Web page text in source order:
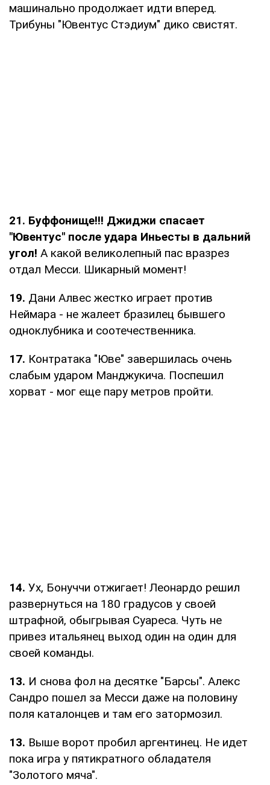
машинально продолжает идти вперед.
Трибуны "Ювентус Стэдиум" дико свистят.
21. Буффонище!!! Джиджи спасает
"Ювентус" после удара Иньесты в дальний
угол! А какой великолепный пас вразрез
отдал Месси. Шикарный момент!
19. Дани Алвес жестко играет против
Неймара - не жалеет бразилец бывшего
одноклубника и соотечественника.
17. Контратака "Юве" завершилась очень
слабым ударом Манджукича. Поспешил
хорват - мог еще пару метров пройти.
14. Ух, Бонуччи отжигает! Леонардо решил
развернуться на 180 градусов у своей
штрафной, обыгрывая Суареса. Чуть не
привез итальянец выход один на один для
своей команды.
13. И снова фол на десятке "Барсы". Алекс
Сандро пошел за Месси даже на половину
поля каталонцев и там его затормозил.
13. Выше ворот пробил аргентинец. Не идет
пока игра у пятикратного обладателя
"Золотого мяча".